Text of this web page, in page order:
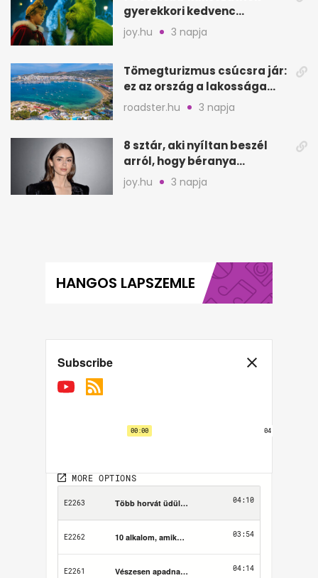
gyerekkori kedvenc
filmjeinkről a Joy szerint
joy.hu 3 napja
Tömegturizmus csúcsra jár:
ez az ország a lakossága
kétszeresét fogadja
roadster.hu 3 napja
8 sztár, aki nyíltan beszél
arról, hogy béranya
segítette a családalapítást
joy.hu 3 napja
HANGOS LAPSZEMLE